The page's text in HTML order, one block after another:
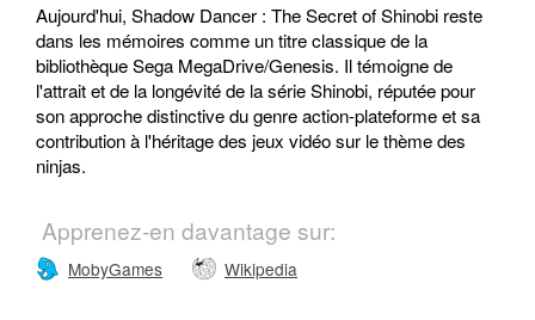
Aujourd'hui, Shadow Dancer : The Secret of Shinobi reste
dans les mémoires comme un titre classique de la
bibliothèque Sega MegaDrive/Genesis. Il témoigne de
l'attrait et de la longévité de la série Shinobi, réputée pour
son approche distinctive du genre action-plateforme et sa
contribution à l'héritage des jeux vidéo sur le thème des
ninjas.
Apprenez-en davantage sur:
MobyGames Wikipedia